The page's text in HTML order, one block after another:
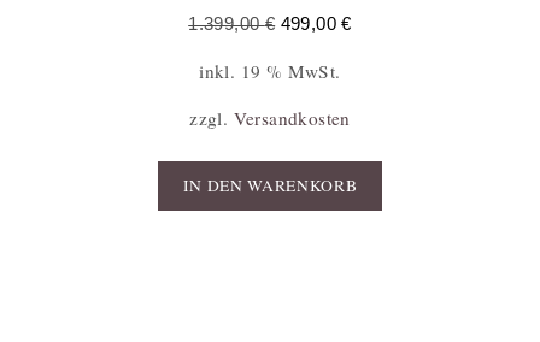
1.399,00€ 499,00€
inkl. 19 % MwSt.
zzgl. Versandkosten
IN DEN WARENKORB